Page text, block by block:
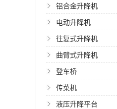
铝合金升降机
电动升降机
往复式升降机
曲臂式升降机
登车桥
传菜机
液压升降平台